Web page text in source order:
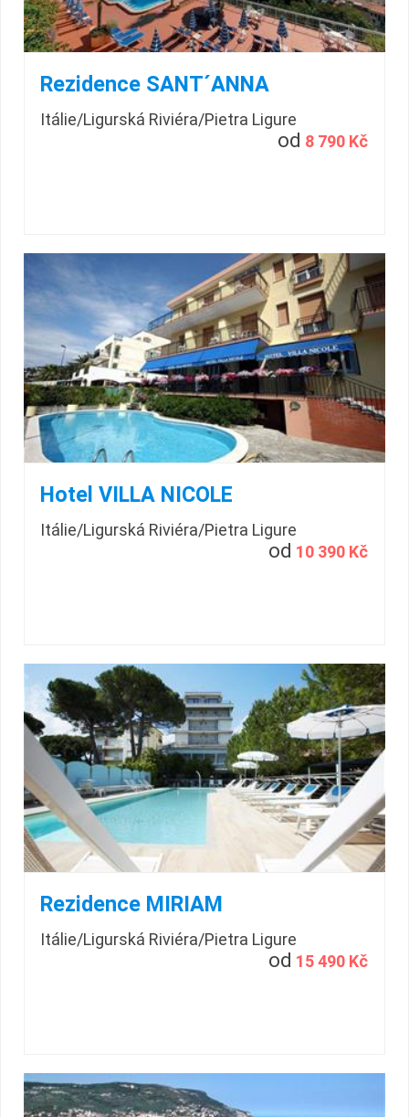
Rezidence SANT´ANNA
Itálie/Ligurská Riviéra/Pietra Ligure
od 8 790 Kč
Hotel VILLA NICOLE
Itálie/Ligurská Riviéra/Pietra Ligure
od 10 390 Kč
Rezidence MIRIAM
Itálie/Ligurská Riviéra/Pietra Ligure
od 15 490 Kč